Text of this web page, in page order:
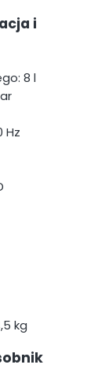
i
8 l
Hz
kg